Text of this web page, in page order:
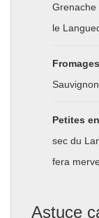
Grenache
le
Petites
sec du
fera
Astuce